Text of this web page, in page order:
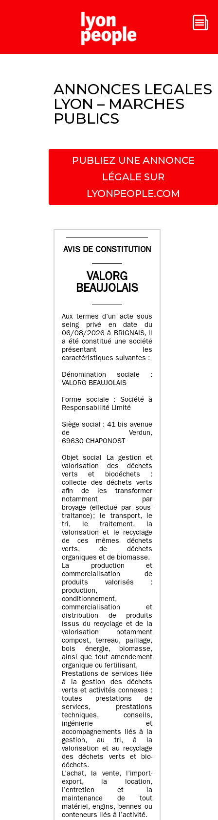
ANNONCES LEGALES
LYON – MARCHES
PUBLICS
PUBLIEZ UNE ANNONCE
LÉGALE SUR
LYONPEOPLE.COM
AVIS DE CONSTITUTION
VALORG
BEAUJOLAIS
Aux termes d’un acte sous
seing privé en date du
06/08/2026 à BRIGNAIS, il
a été constitué une société
présentant les
caractéristiques suivantes :
Dénomination sociale :
VALORG BEAUJOLAIS
Forme sociale : Société à
Responsabilité Limité
Siège social : 41 bis avenue
de Verdun,
69630 CHAPONOST
Objet social La gestion et
valorisation des déchets
verts et biodéchets :
collecte des déchets verts
afin de les transformer
notamment par
broyage (effectué par sous-
traitance) ; le transport, le
tri, le traitement, la
valorisation et le recyclage
de ces mêmes déchets
verts, de déchets
organiques et de biomasse.
La production et
commercialisation de
produits valorisés :
production,
conditionnement,
commercialisation et
distribution de produits
issus du recyclage et de la
valorisation notamment
compost, terreau, paillage,
bois énergie, biomasse,
ainsi que tout amendement
organique ou fertilisant,
Prestations de services liée
à la gestion des déchets
verts et activités connexes :
toutes prestations de
services, prestations
techniques, conseils,
ingénierie et
accompagnements liés à la
gestion, au tri, à la
valorisation et au recyclage
des déchets verts et bio-
déchets.
L’achat, la vente, l’import-
export, la location,
l’entretien et la
maintenance de tout
matériel, engins, bennes ou
conteneurs liés à l’activité.